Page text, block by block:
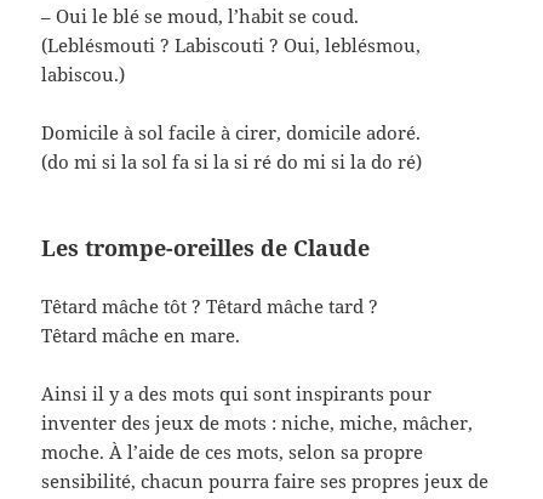
– Oui le blé se moud, l’habit se coud.
(Leblésmouti ? Labiscouti ? Oui, leblésmou,
labiscou.)
Domicile à sol facile à cirer, domicile adoré.
(do mi si la sol fa si la si ré do mi si la do ré)
Les trompe-oreilles de Claude
Têtard mâche tôt ? Têtard mâche tard ?
Têtard mâche en mare.
Ainsi il y a des mots qui sont inspirants pour
inventer des jeux de mots : niche, miche, mâcher,
moche. À l’aide de ces mots, selon sa propre
sensibilité, chacun pourra faire ses propres jeux de